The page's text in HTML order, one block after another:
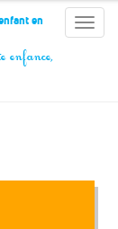
Toggle
en
enfance,